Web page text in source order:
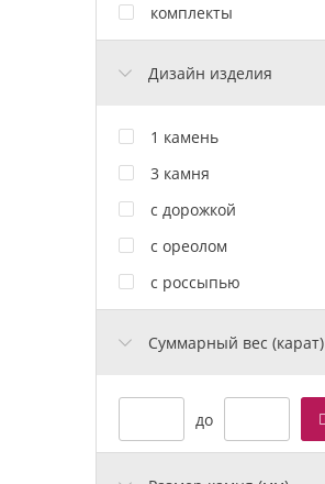
комплекты
Дизайн изделия
1 камень
3 камня
с дорожкой
с ореолом
с россыпью
Cуммарный вес (карат)
до